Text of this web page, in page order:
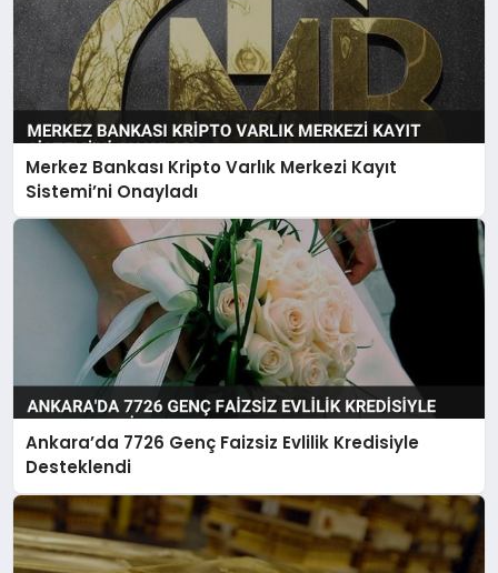
Merkez Bankası Kripto Varlık Merkezi Kayıt
Sistemi’ni Onayladı
Ankara’da 7726 Genç Faizsiz Evlilik Kredisiyle
Desteklendi